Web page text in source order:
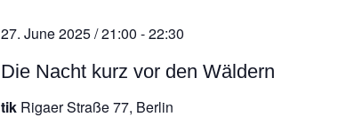
Die Nacht kurz vor den Wäldern
27. June 2025 / 21:00 -22:30
tik Rigaer Straße 77, Berlin